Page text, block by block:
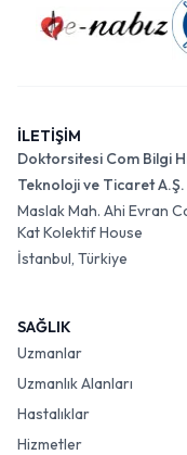
İLETİŞİM
Doktorsitesi Com Bilgi
Teknoloji ve Ticaret A.Ş.
Maslak Mah. Ahi Evran
Kat Kolektif House
İstanbul, Türkiye
SAĞLIK
Uzmanlar
Uzmanlık Alanları
Hastalıklar
Hizmetler